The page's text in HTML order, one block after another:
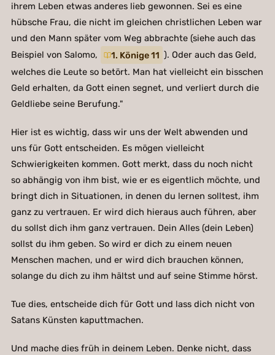
ihrem Leben etwas anderes lieb gewonnen. Sei es eine
hübsche Frau, die nicht im gleichen christlichen Leben war
und den Mann später vom Weg abbrachte (siehe auch das
Beispiel von Salomo,
1. Könige 11 ). Oder auch das Geld,
welches die Leute so betört. Man hat vielleicht ein bisschen
Geld erhalten, da Gott einen segnet, und verliert durch die
Geldliebe seine Berufung."
Hier ist es wichtig, dass wir uns der Welt abwenden und
uns für Gott entscheiden. Es mögen vielleicht
Schwierigkeiten kommen. Gott merkt, dass du noch nicht
so abhängig von ihm bist, wie er es eigentlich möchte, und
bringt dich in Situationen, in denen du lernen solltest, ihm
ganz zu vertrauen. Er wird dich hieraus auch führen, aber
du sollst dich ihm ganz vertrauen. Dein Alles (dein Leben)
sollst du ihm geben. So wird er dich zu einem neuen
Menschen machen, und er wird dich brauchen können,
solange du dich zu ihm hältst und auf seine Stimme hörst.
Tue dies, entscheide dich für Gott und lass dich nicht von
Satans Künsten kaputtmachen.
Und mache dies früh in deinem Leben. Denke nicht, dass